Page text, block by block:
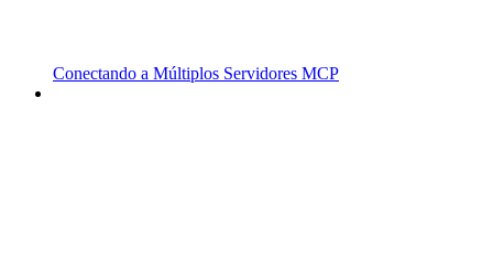
Conectando a Múltiplos Servidores MCP